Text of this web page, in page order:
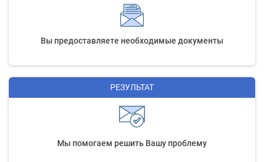
Вы предоставляете необходимые документы
РЕЗУЛЬТАТ
Мы помогаем решить Вашу проблему